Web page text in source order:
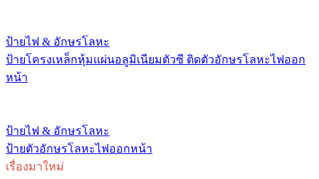
ป้ายไฟ & อักษรโลหะ
ป้ายโครงเหล็กหุ้มแผ่นอลูมิเนียมตัวซี ติดตัวอักษรโลหะไฟออก
หน้า
ป้ายไฟ & อักษรโลหะ
ป้ายตัวอักษรโลหะไฟออกหน้า
เรื่องมาใหม่